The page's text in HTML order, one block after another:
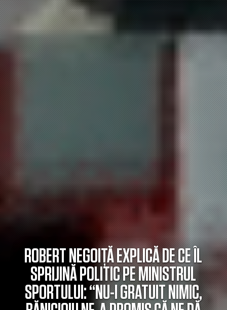
ROBERT NEGOIȚĂ EXPLICĂ DE CE ÎL
SPRIJINĂ POLITIC PE MINISTRUL
SPORTULUI: “NU-I GRATUIT NIMIC,